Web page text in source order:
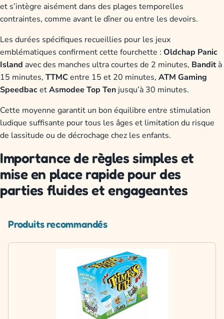
et s’intègre aisément dans des plages temporelles
contraintes, comme avant le dîner ou entre les devoirs.
Les durées spécifiques recueillies pour les jeux
emblématiques confirment cette fourchette : Oldchap Panic
Island avec des manches ultra courtes de 2 minutes, Bandità
15 minutes, TTMCentre 15 et 20 minutes, ATM Gaming
SpeedbacetAsmodee Top Ten jusqu’à 30 minutes.
Cette moyenne garantit un bon équilibre entre stimulation
ludique suffisante pour tous les âges et limitation du risque
de lassitude ou de décrochage chez les enfants.
Importance de règles simples et
mise en place rapide pour des
parties fluides et engageantes
Produits recommandés